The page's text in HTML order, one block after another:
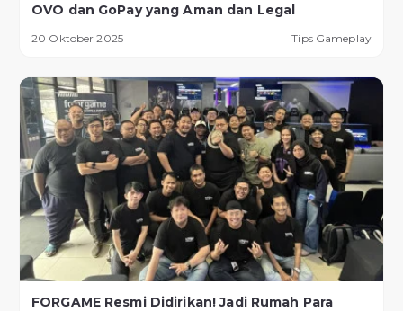
OVO dan GoPay yang Aman dan Legal
20 Oktober 2025 Tips Gameplay
FORGAME Resmi Didirikan! Jadi Rumah Para